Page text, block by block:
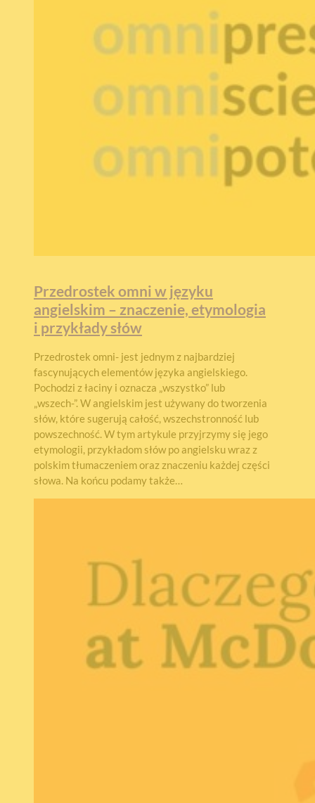
Przedrostek omni w języku
angielskim – znaczenie, etymologia
i przykłady słów
Przedrostek omni- jest jednym z najbardziej
fascynujących elementów języka angielskiego.
Pochodzi z łaciny i oznacza „wszystko” lub
„wszech-”. W angielskim jest używany do tworzenia
słów, które sugerują całość, wszechstronność lub
powszechność. W tym artykule przyjrzymy się jego
etymologii, przykładom słów po angielsku wraz z
polskim tłumaczeniem oraz znaczeniu każdej części
słowa. Na końcu podamy także…